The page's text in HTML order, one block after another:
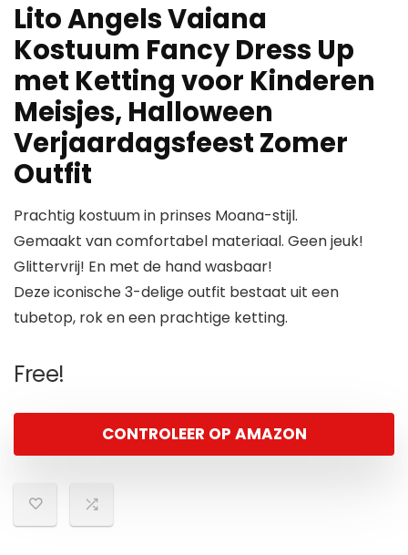
Lito Angels Vaiana
Kostuum Fancy Dress Up
met Ketting voor Kinderen
Meisjes, Halloween
Verjaardagsfeest Zomer
Outfit
Prachtig kostuum in prinses Moana-stijl.
Gemaakt van comfortabel materiaal. Geen jeuk!
Glittervrij! En met de hand wasbaar!
Deze iconische 3-delige outfit bestaat uit een
tubetop, rok en een prachtige ketting.
Free!
CONTROLEER OP AMAZON